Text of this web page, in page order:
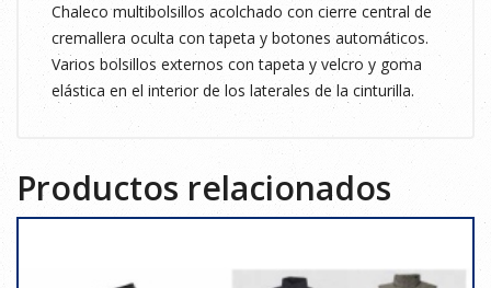
Chaleco multibolsillos acolchado con cierre central de
cremallera oculta con tapeta y botones automáticos.
Varios bolsillos externos con tapeta y velcro y goma
elástica en el interior de los laterales de la cinturilla.
Productos relacionados